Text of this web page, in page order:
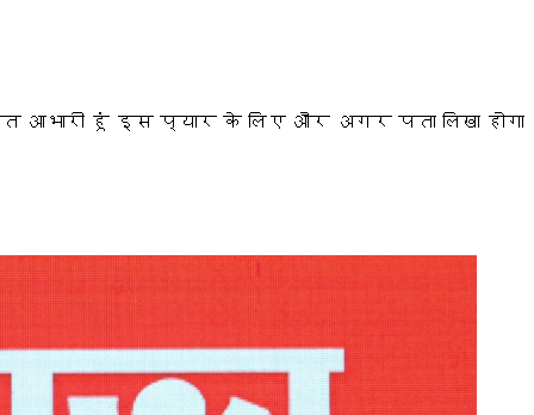
हूं इस प्यार के लिए और अगर पता लिखा होगा